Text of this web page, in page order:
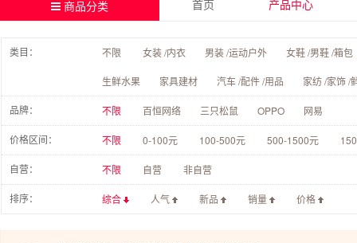
商品分类 首页 产品中心
类目： 不限 女装 /内衣 男装 /运动户外 女鞋 /男鞋 /箱包
生鲜水果 家具建材 汽车 /配件 /用品 家纺 /家饰 /
品牌： 不限 百恒网络 三只松鼠 OPPO 网易
价格区间： 不限 0-100元 100-500元 500-1500元
自营： 不限 自营 非自营
排序： 综合 人气 新品 销量 价格